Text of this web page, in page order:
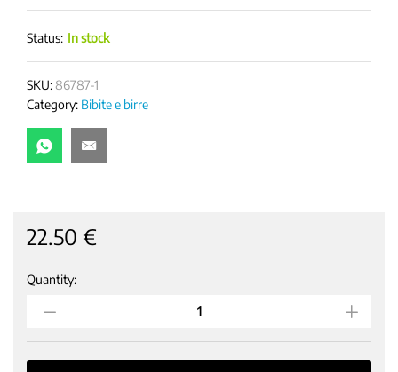
Status: In stock
SKU:86787-1
Category: Bibite e birre
22.50 €
Fanta
di
Arancia
Quantity: